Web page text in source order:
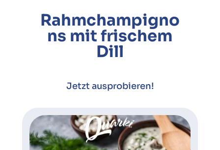
Rahmchampigno
ns mit frischem
Dill
Jetzt ausprobieren!